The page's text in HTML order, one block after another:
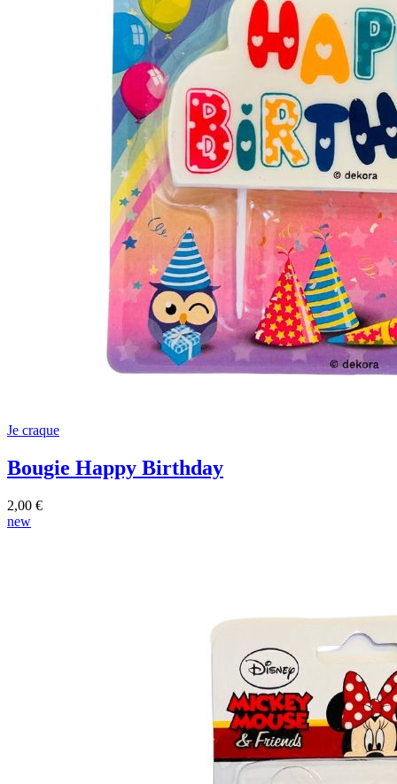
Je craque
Bougie Happy Birthday
2,00 €
new